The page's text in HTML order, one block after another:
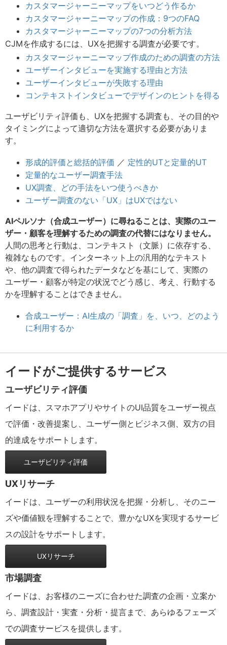
カスタマージャーニーマップをいつどう作るか
カスタマージャーニーマップの作成：9つのFAQ
カスタマージャーニーマップの7つの分析方法
CJMを作成するには、UXを把握する調査が必要です。
カスタマージャーニーマップ作成のための調査の方法
ユーザーインタビューを実施する理由と方法
ユーザーインタビューが失敗する理由
コンテキストインタビューでデザインのヒントを得る
ユーザビリティ評価も、UXを把握する調査も、その目的や
タイミングによって適切な方法を選択する必要がありま
す。
形成的評価と総括的評価 ／ 定性的UTと定量的UT
定量的なユーザー調査手法
UX調査、どの手法をいつ使うべきか
ユーザー調査のない「UX」はUXではない
AIペルソナ（合成ユーザー）に尋ねることは、実際のユー
ザー・顧客を理解するための調査の代替にはなりません。
人間の思考と行動は、コンテキスト（文脈）に依存する、
複雑なものです。インターネット上の汎用的なテキスト
や、他の調査で得られたデータなどを基にして、実際の
ユーザー・顧客が特定の状況でどう感じ、考え、行動する
かを理解することはできません。
合成ユーザー：AI生成の「調査」を、いつ、どのよう
に利用するか
イードがご提供するサービス
ユーザビリティ評価
イードは、スマホアプリやサイトのUI品質をユーザー視点
で評価・改善提案し、ユーザー側とビジネス側、双方の目
的達成をサポートします。
ユーザビリティ評価
UXリサーチ
イードは、ユーザーの利用状況を把握・分析し、そのニー
ズや価値観を理解することで、豊かなUXを実現するサービ
スの設計をサポートします。
UXリサーチ
市場調査
イードは、お客様のニーズに合わせた調査の企画・立案か
ら、調査設計・実査・分析・提言まで、あらゆるフェーズ
での調査サービスを提供します。